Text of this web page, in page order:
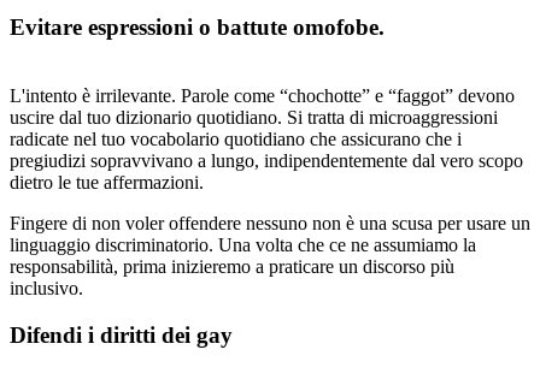
Evitare espressioni o battute omofobe.
L'intento è irrilevante. Parole come “chochotte” e “faggot” devono
uscire dal tuo dizionario quotidiano. Si tratta di microaggressioni
radicate nel tuo vocabolario quotidiano che assicurano che i
pregiudizi sopravvivano a lungo, indipendentemente dal vero scopo
dietro le tue affermazioni.
Fingere di non voler offendere nessuno non è una scusa per usare un
linguaggio discriminatorio. Una volta che ce ne assumiamo la
responsabilità, prima inizieremo a praticare un discorso più
inclusivo.
Difendi i diritti dei gay